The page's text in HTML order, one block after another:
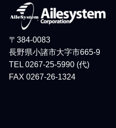
〒384-0083
長野県小諸市大字市665-9
TEL 0267-25-5990 (代)
FAX 0267-26-1324